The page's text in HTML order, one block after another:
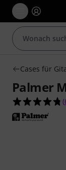
Cases für
Palmer
(